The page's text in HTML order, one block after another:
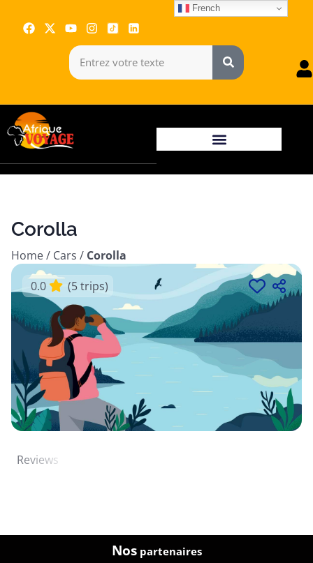
Corolla
Home/ Cars / Corolla
0.0
(5 trips)
Reviews
Nospartenaires
French